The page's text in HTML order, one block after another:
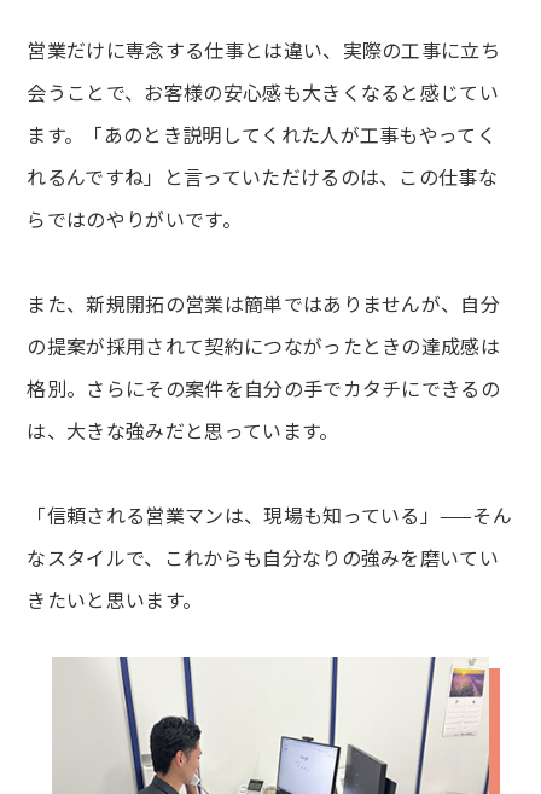
営業だけに専念する仕事とは違い、実際の工事に立ち
会うことで、お客様の安心感も大きくなると感じてい
ます。「あのとき説明してくれた人が工事もやってく
れるんですね」と言っていただけるのは、この仕事な
らではのやりがいです。
また、新規開拓の営業は簡単ではありませんが、自分
の提案が採用されて契約につながったときの達成感は
格別。さらにその案件を自分の手でカタチにできるの
は、大きな強みだと思っています。
「信頼される営業マンは、現場も知っている」——そん
なスタイルで、これからも自分なりの強みを磨いてい
きたいと思います。